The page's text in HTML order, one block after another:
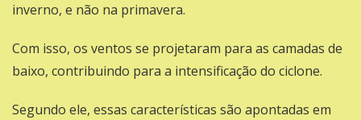
inverno, e não na primavera.
Com isso, os ventos se projetaram para as camadas de
baixo, contribuindo para a intensificação do ciclone.
Segundo ele, essas características são apontadas em